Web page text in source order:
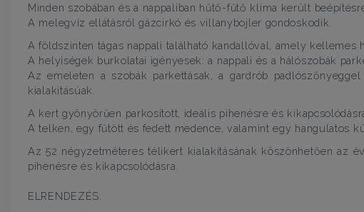
Minden szobában és a nappaliban hűtő-fűtő klíma került
A melegvíz ellátásról gázcirkó és villanybojler gondoskodik.
A földszinten tágas nappali található kandallóval, amely kellemes
A helyiségek burkolatai igényesek: a nappali és a hálószobák
Az emeleten a szobák parkettásak, a gardrób
kialakításúak.
A kert gyönyörűen parkosított, ideális pihenésre és
A telken, egy fűtött és fedett medence, valamint egy hangulatos
Az 52 négyzetméteres télikert kialakításának köszönhetően az
pihenésre és kikapcsolódásra.
ELRENDEZÉS: